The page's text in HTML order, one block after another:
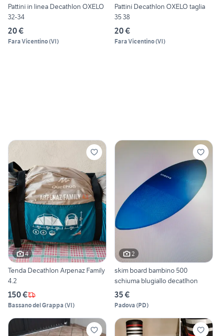
Pattini in linea Decathlon OXELO
32-34
20 €
Fara Vicentino(VI)
Pattini Decathlon OXELO taglia
35 38
20 €
Fara Vicentino(VI)
4
Tenda Decathlon Arpenaz Family
4.2
150 €
Bassano del Grappa (VI)
2
skim board bambino 500
schiuma blugiallo decatlhon
35 €
Padova (PD)